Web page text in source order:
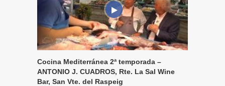
Cocina Mediterránea 2ª temporada –
ANTONIO J. CUADROS, Rte. La Sal Wine
Bar, San Vte. del Raspeig